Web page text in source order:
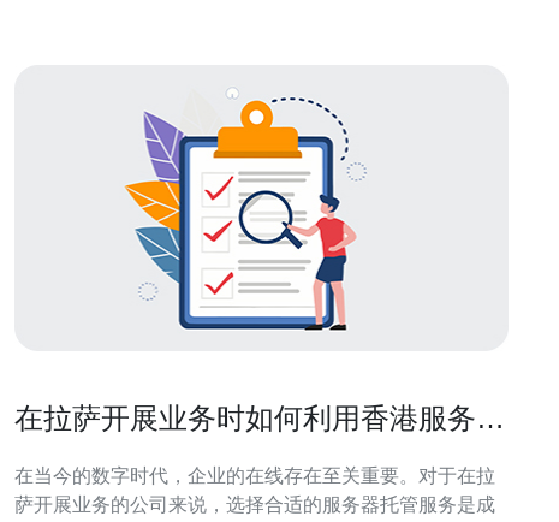
在拉萨开展业务时如何利用香港服务器
在当今的数字时代，企业的在线存在至关重要。对于在拉
萨开展业务的公司来说，选择合适的服务器托管服务是成